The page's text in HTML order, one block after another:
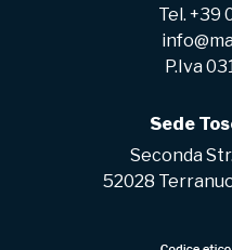
Tel. +39
P.Iva
Sede
Seconda
52028